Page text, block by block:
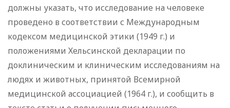
должны указать, что исследование на человеке
проведено в соответствии с Международным
кодексом медицинской этики (1949 г.) и
положениями Хельсинской декларации по
доклиническим и клиническим исследованиям на
людях и животных, принятой Всемирной
медицинской ассоциацией (1964 г.), и сообщить в